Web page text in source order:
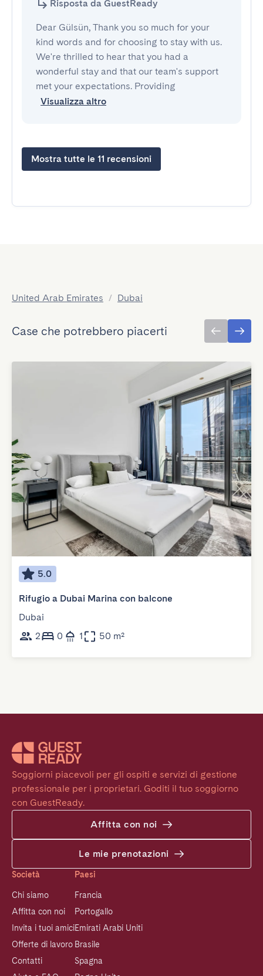
Risposta da GuestReady
Dear Gülsün, Thank you so much for your
kind words and for choosing to stay with us.
We're thrilled to hear that you had a
wonderful stay and that our team's support
met your expectations. Providing
Visualizza altro
Mostra tutte le 11 recensioni
United Arab Emirates / Dubai
Case che potrebbero piacerti
5.0
Rifugio a Dubai Marina con balcone
Dubai
2
0 1 50 m²
Soggiorni piacevoli per gli ospiti e servizi di gestione
professionale per i proprietari. Goditi il tuo soggiorno
con GuestReady.
Affitta con noi
Le mie prenotazioni
Società
Chi siamo
Affitta con noi
Invita i tuoi amici
Offerte di lavoro
Contatti
Paesi
Francia
Portogallo
Emirati Arabi Uniti
Brasile
Spagna